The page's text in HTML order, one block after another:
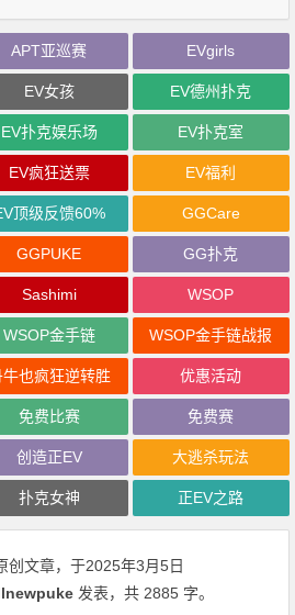
APT亚巡赛 EVgirls
EV女孩 EV德州扑克
EV扑克娱乐场 EV扑克室
EV疯狂送票 EV福利
顶级反馈60% GGCare
GGPUKE GG扑克
Sashimi WSOP
WSOP金手链 WSOP金手链战报
牛也疯狂逆转胜 优惠活动
免费比赛 免费赛
创造正EV 大逃杀玩法
扑克女神 正EV之路
创文章，于2025年3月5日
发表，共 2885 字。